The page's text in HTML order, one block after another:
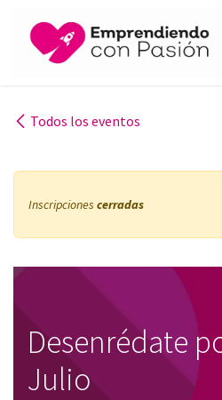
Todos los eventos
Inscripciones cerradas
Desenrédate
Julio